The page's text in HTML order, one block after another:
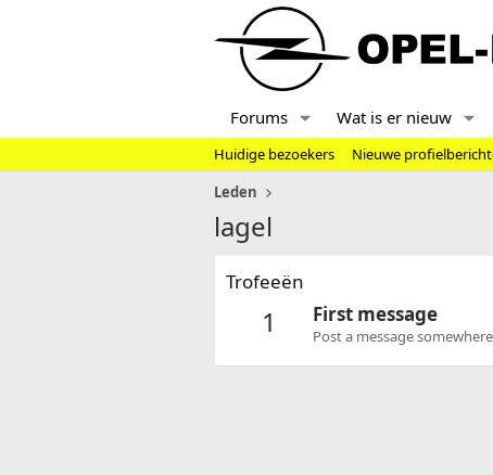
Forums Wat is er nieuw
Huidige bezoekers Nieuwe
Leden
lagel
Trofeeën
1 First message
Post a message